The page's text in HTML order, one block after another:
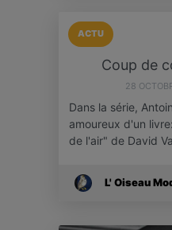
ACTU
Coup de
28
Dans la série,
amoureux d'un
de l'air" de David
L' Oiseau